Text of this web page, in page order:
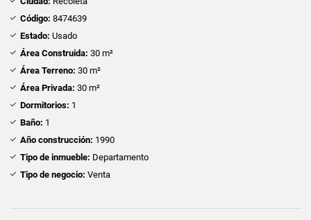
Código: 8474639
Estado: Usado
Área Construida: 30 m²
Área Terreno: 30 m²
Área Privada: 30 m²
Dormitorios: 1
Baño: 1
Año construcción: 1990
Tipo de inmueble: Departamento
Tipo de negocio: Venta